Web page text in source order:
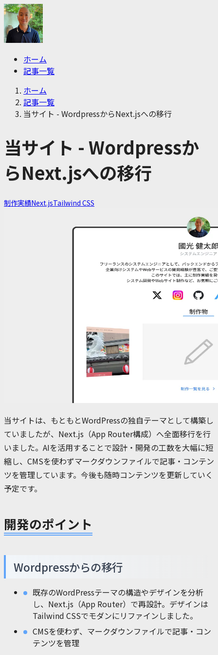
ホーム
記事一覧
ホーム
記事一覧
当サイト - WordpressからNext.jsへの移行
当サイト - Wordpressか
らNext.jsへの移行
制作実績Next.jsTailwind CSS
当サイトは、もともとWordPressの独自テーマとして構築し
ていましたが、Next.js（App Router構成）へ全面移行を行
いました。AIを活用することで設計・開発の工数を大幅に短
縮し、CMSを使わずマークダウンファイルで記事・コンテン
ツを管理しています。今後も随時コンテンツを更新していく
予定です。
開発のポイント
Wordpressからの移行
既存のWordPressテーマの構造やデザインを分析
し、Next.js（App Router）で再設計。デザインは
Tailwind CSSでモダンにリファインしました。
CMSを使わず、マークダウンファイルで記事・コン
テンツを管理